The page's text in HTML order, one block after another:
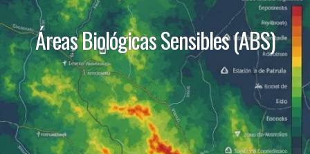
Áreas Biológicas Sensibles (ABS)